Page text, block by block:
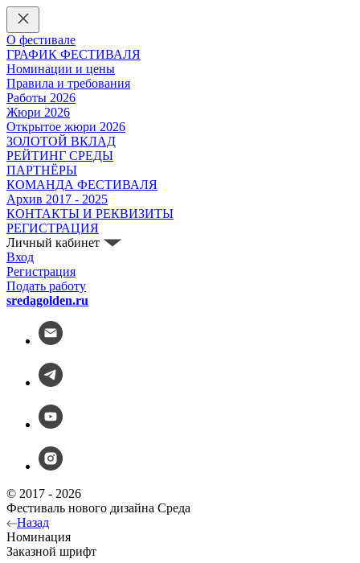
О фестивале
ГРАФИК ФЕСТИВАЛЯ
Номинации и цены
Правила и требования
Работы 2026
Жюри 2026
Открытое жюри 2026
ЗОЛОТОЙ ВКЛАД
РЕЙТИНГ СРЕДЫ
ПАРТНЁРЫ
КОМАНДА ФЕСТИВАЛЯ
Архив 2017 - 2025
КОНТАКТЫ И РЕКВИЗИТЫ
РЕГИСТРАЦИЯ
Личный кабинет
Вход
Регистрация
Подать работу
sredagolden.ru
© 2017 - 2026
Фестиваль нового дизайна Среда
Назад
Номинация
Заказной шрифт